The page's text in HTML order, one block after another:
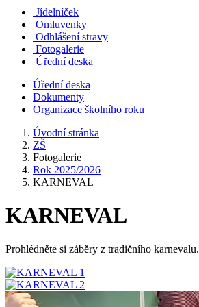
Jídelníček
Omluvenky
Odhlášení stravy
Fotogalerie
Úřední deska
Úřední deska
Dokumenty
Organizace školního roku
Úvodní stránka
ZŠ
Fotogalerie
Rok 2025/2026
KARNEVAL
KARNEVAL
Prohlédněte si záběry z tradičního karnevalu.